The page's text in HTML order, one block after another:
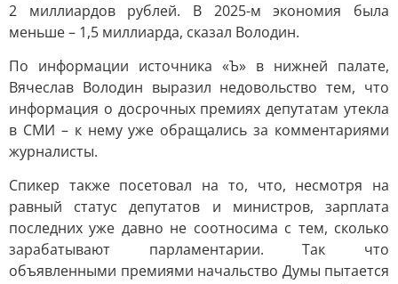
2 миллиардов рублей. В 2025-м экономия была
меньше – 1,5 миллиарда, сказал Володин.
По информации источника «Ъ» в нижней палате,
Вячеслав Володин выразил недовольство тем, что
информация о досрочных премиях депутатам утекла
в СМИ – к нему уже обращались за комментариями
журналисты.
Спикер также посетовал на то, что, несмотря на
равный статус депутатов и министров, зарплата
последних уже давно не соотносима с тем, сколько
зарабатывают парламентарии. Так что
объявленными премиями начальство Думы пытается